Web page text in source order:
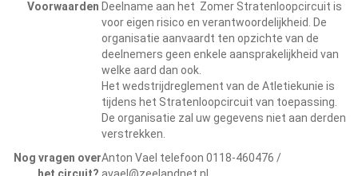
Voorwaarden Deelname aan het Zomer Stratenloopcircuit is
voor eigen risico en verantwoordelijkheid. De
organisatie aanvaardt ten opzichte van de
deelnemers geen enkele aansprakelijkheid van
welke aard dan ook.
Het wedstrijdreglement van de Atletiekunie is
tijdens het Stratenloopcircuit van toepassing.
De organisatie zal uw gegevens niet aan derden
verstrekken.
Nog vragen overAnton Vael telefoon 0118-460476 /